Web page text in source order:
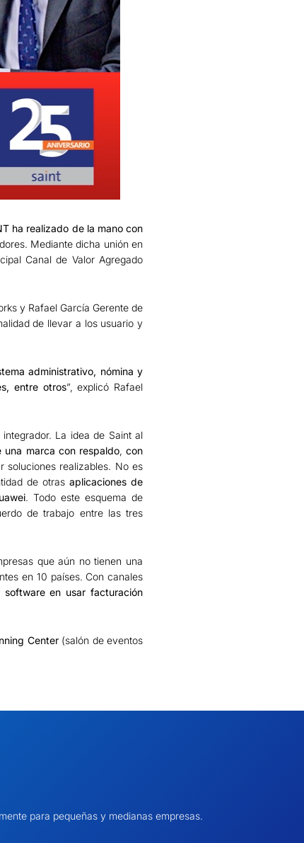
ha realizado de la mano con
Mediante dicha unión en
Canal de Valor Agregado
y Rafael García Gerente de
de llevar a los usuario y
administrativo, nómina y
entre otros”, explicó Rafael
La idea de Saint al
una marca con respaldo,con
soluciones realizables. No es
de otrasaplicaciones de
. Todo este esquema de
de trabajo entre las tres
que aún no tienen una
en 10 países. Con canales
software en usar facturación
Center(salón de eventos
para pequeñas y medianas empresas.